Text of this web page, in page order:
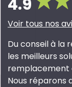
4.9
Voir tous nos
Du conseil à la
les meilleurs
remplacement
Nous réparons